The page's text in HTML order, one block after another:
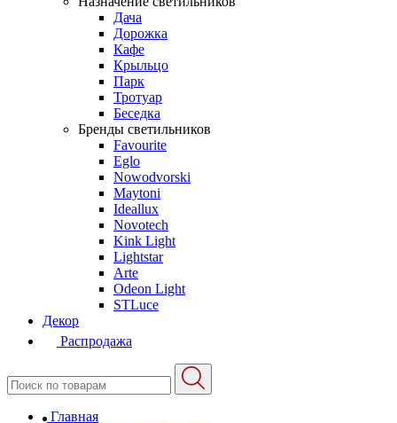
Дача
Дорожка
Кафе
Крыльцо
Парк
Тротуар
Беседка
Бренды светильников
Favourite
Eglo
Nowodvorski
Maytoni
Ideallux
Novotech
Kink Light
Lightstar
Arte
Odeon Light
STLuce
Декор
Распродажа
Главная